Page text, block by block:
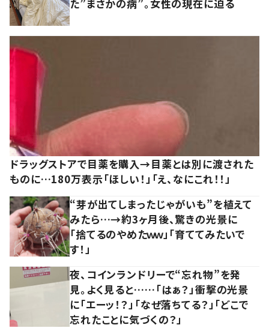
た”まさかの病”。女性の現在に迫る
ドラッグストアで目薬を購入→目薬とは別に渡された
ものに…180万表示「ほしい！」「え、なにこれ！！」
“芽が出てしまったじゃがいも”を植えて
みたら…→約3ヶ月後、驚きの光景に
「捨てるのやめたｗｗ」「育ててみたいで
す！」
夜、コインランドリーで“忘れ物”を発
見。よく見ると……「はぁ？」衝撃の光景
に「エーッ！？」「なぜ落ちてる？」「どこで
忘れたことに気づくの？」